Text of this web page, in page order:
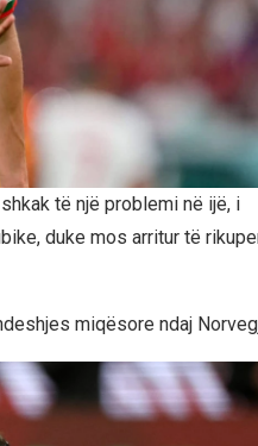
të një problemi në ijë, i
duke mos arritur të
miqësore ndaj